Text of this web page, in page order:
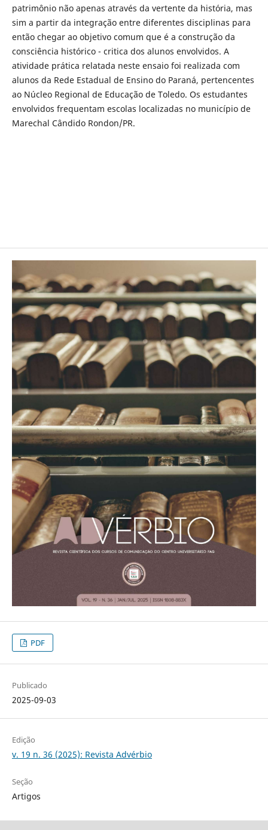
patrimônio não apenas através da vertente da história, mas
sim a partir da integração entre diferentes disciplinas para
então chegar ao objetivo comum que é a construção da
consciência histórico - critica dos alunos envolvidos. A
atividade prática relatada neste ensaio foi realizada com
alunos da Rede Estadual de Ensino do Paraná, pertencentes
ao Núcleo Regional de Educação de Toledo. Os estudantes
envolvidos frequentam escolas localizadas no município de
Marechal Cândido Rondon/PR.
PDF
Publicado
2025-09-03
Edição
v. 19 n. 36 (2025): Revista Advérbio
Seção
Artigos